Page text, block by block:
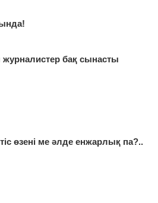
бақ сынасты
өзені ме әлде енжарлық па?..